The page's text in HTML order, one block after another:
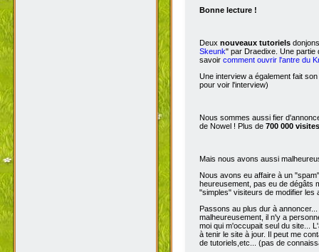
Bonne lecture !
Deux nouveaux tutoriels
Skeunk" par Draedixe. Une partie
savoir comment ouvrir l'antre du
Une interview a également fait
pour voir l'interview)
Nous sommes aussi fier
de Nowel ! Plus de 700 000 visites
Mais nous avons aussi
Nous avons eu affaire à un
heureusement, pas eu de dégâts
"simples" visiteurs de modifier
Passons au plus dur à
malheureusement, il n'y a
moi qui m'occupait seul du site...
à tenir le site à jour. Il peut me
de tutoriels,etc... (pas de